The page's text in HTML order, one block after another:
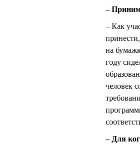
–
– Как
на
году
человек
– Для